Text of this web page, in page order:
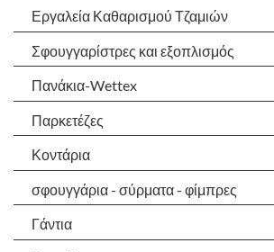
Εργαλεία Καθαρισμού Τζαμιών
Σφουγγαρίστρες και εξοπλισμός
Πανάκια-Wettex
Παρκετέζες
Κοντάρια
σφουγγάρια - σύρματα - φίμπρες
Γάντια